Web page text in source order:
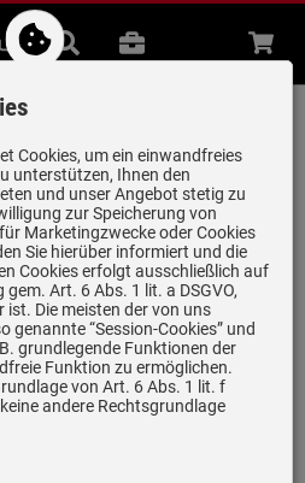
Suche
B2B Beratung
Hochdruckarmatur
517622 |
nur noch 1 Stück verfügbar!
Cookies, um ein einwandfreies
unterstützen, Ihnen den
und unser Angebot stetig zu
zur Speicherung von
Marketingzwecke oder Cookies
Sie hierüber informiert und die
Cookies erfolgt ausschließlich auf
Art. 6 Abs. 1 lit. a DSGVO,
Die meisten der von uns
genannte “Session-Cookies” und
grundlegende Funktionen der
Funktion zu ermöglichen.
von Art. 6 Abs. 1 lit. f
andere Rechtsgrundlage